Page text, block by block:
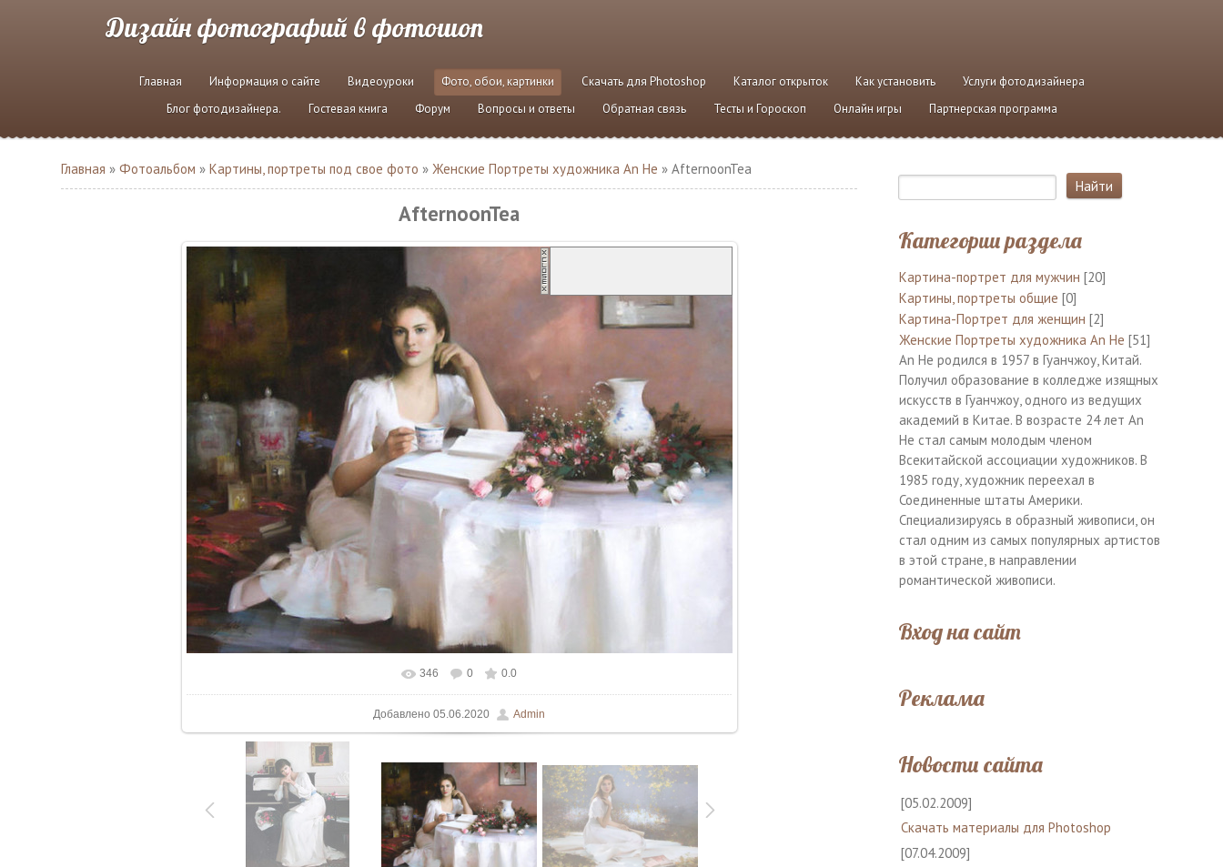
Дизайн фотографий в фотошоп
Главная Информация о сайте Видеоуроки Фото, обои, картинки Скачать для Photoshop Каталог открыток Как установить
Услуги фотодизайнера
Блог фотодизайнера.
Гостевая книга Форум Вопросы и ответы Обратная связь Тесты и Гороскоп Онлайн игры Партнерская программа
Главная »Фотоальбом »Картины, портреты под свое фото »Женские Портреты художника An He » AfternoonTea
AfternoonTea
В реальном размере 739x550
346 0 0.0
Добавлено 05.06.2020 Admin
Категории раздела
Картина-портрет для мужчин [20]
Картины, портреты общие [0]
Картина-Портрет для женщин [2]
Женские Портреты художника An He [51]
An He родился в 1957 в Гуанчжоу, Китай.
Получил образование в колледже изящных
искусств в Гуанчжоу, одного из ведущих
академий в Китае. В возрасте 24 лет An
He стал самым молодым членом
Всекитайской ассоциации художников. В
1985 году, художник переехал в
Соединенные штаты Америки.
Специализируясь в образный живописи, он
стал одним из самых популярных артистов
в этой стране, в направлении
романтической живописи.
Вход на сайт
Реклама
Новости сайта
[05.02.2009]
Скачать материалы для Photoshop
[07.04.2009]